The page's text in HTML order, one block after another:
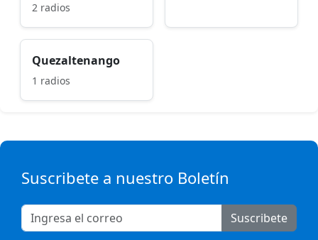
2 radios
Quezaltenango
1 radios
Suscribete a nuestro Boletín
Suscribete